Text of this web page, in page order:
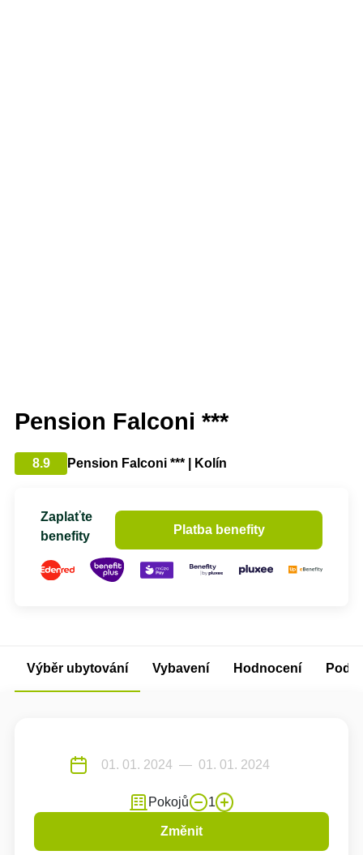
Pension Falconi ***
8.9 Pension Falconi *** | Kolín
Zaplaťte
benefity
Platba benefity
Výběr ubytování Vybavení Hodnocení
Pokojů 1
Změnit